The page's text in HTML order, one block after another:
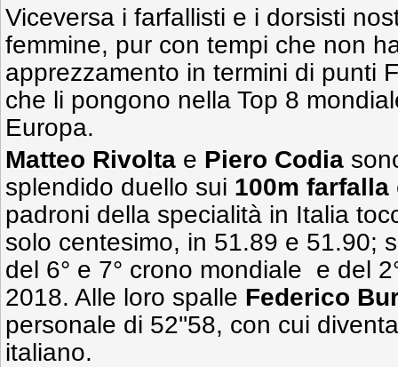
Viceversa i farfallisti e i dorsisti
femmine, pur con tempi che non
apprezzamento in termini di punti
che li pongono nella Top 8
Europa.
Matteo Rivolta e Piero Codia
splendido duello sui 100m farfalla
padroni della specialità in Italia
solo centesimo, in 51.89 e 51.90;
del 6° e 7° crono mondiale e del
2018. Alle loro spalle Federico
personale di 52''58, con cui
italiano.